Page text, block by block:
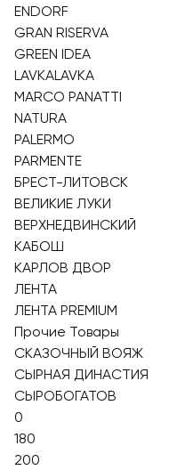
ENDORF
GRAN RISERVA
GREEN IDEA
LAVKALAVKA
MARCO PANATTI
NATURA
PALERMO
PARMENTE
БРЕСТ-ЛИТОВСК
ВЕЛИКИЕ ЛУКИ
ВЕРХНЕДВИНСКИЙ
КАБОШ
КАРЛОВ ДВОР
ЛЕНТА
ЛЕНТА PREMIUM
Прочие Товары
СКАЗОЧНЫЙ ВОЯЖ
СЫРНАЯ ДИНАСТИЯ
СЫРОБОГАТОВ
0
180
200